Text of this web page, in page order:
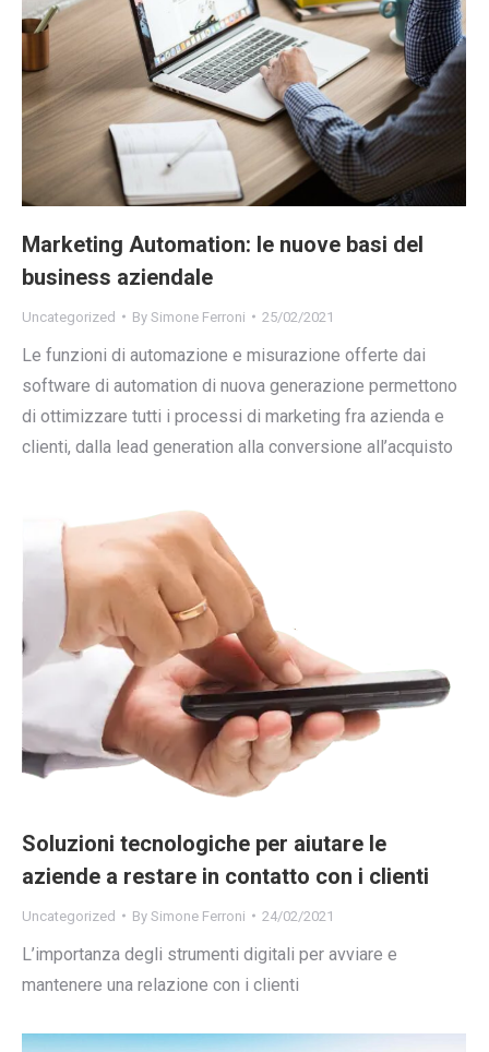
Marketing Automation: le nuove basi del
business aziendale
Uncategorized By Simone Ferroni 25/02/2021
Le funzioni di automazione e misurazione offerte dai
software di automation di nuova generazione permettono
di ottimizzare tutti i processi di marketing fra azienda e
clienti, dalla lead generation alla conversione all’acquisto
Soluzioni tecnologiche per aiutare le
aziende a restare in contatto con i clienti
Uncategorized By Simone Ferroni 24/02/2021
L’importanza degli strumenti digitali per avviare e
mantenere una relazione con i clienti